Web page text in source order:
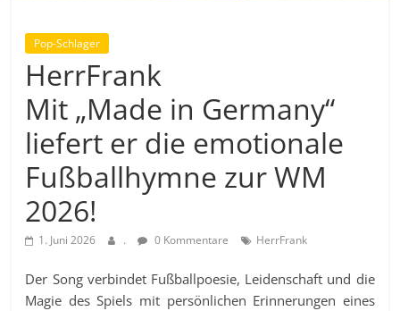
Pop-Schlager
HerrFrank
Mit „Made in Germany“
liefert er die emotionale
Fußballhymne zur WM
2026!
1. Juni 2026 . 0 Kommentare HerrFrank
Der Song verbindet Fußballpoesie, Leidenschaft und die
Magie des Spiels mit persönlichen Erinnerungen eines